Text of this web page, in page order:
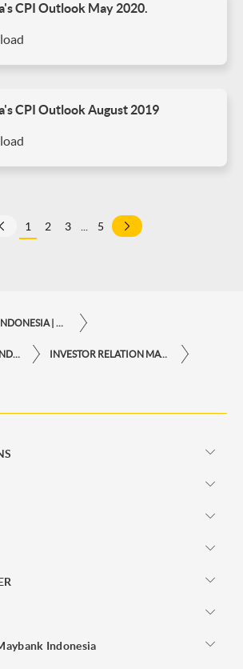
CPI Outlook May 2020.
CPI Outlook August 2019
1 2 3 5
INVESTOR RELATION MAYBANK INDONESIA
Indonesia